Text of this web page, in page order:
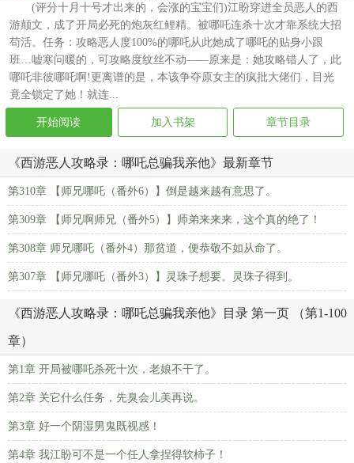
(评分十月十号才出来的，会涨的宝宝们)江盼穿进全员恶人的西
游颠文，成了开局必死的炮灰红鲤精。被哪吒连杀十次才靠系统大招
苟活。任务：攻略恶人度100%的哪吒从此她成了哪吒的贴身小跟
班…嘘寒问暖的，可攻略度纹丝不动——原来是：她攻略错人了，此
哪吒非彼哪吒啊!更离谱的是，本该争夺原女主的疯批大佬们，目光
竟全锁定了她！就连...
开始阅读 加入书架 章节目录
《西游恶人攻略录：哪吒总骗我亲他》最新章节
第310章 【师兄哪吒（番外6）】倒是越来越有意思了。
第309章 【师兄啊师兄（番外5）】师弟来来来，这个真的绝了！
第308章 师兄哪吒（番外4）那贫道，便恭敬不如从命了。
第307章 【师兄哪吒（番外3）】灵珠子想要。灵珠子得到。
《西游恶人攻略录：哪吒总骗我亲他》目录 第一页 （第1-100
章）
第1章 开局被哪吒杀死十次，老娘不干了。
第2章 关它什么任务，先臭会儿美再说。
第3章 好一个阴湿男鬼既视感！
第4章 我江盼可不是一个任人拿捏得软柿子！